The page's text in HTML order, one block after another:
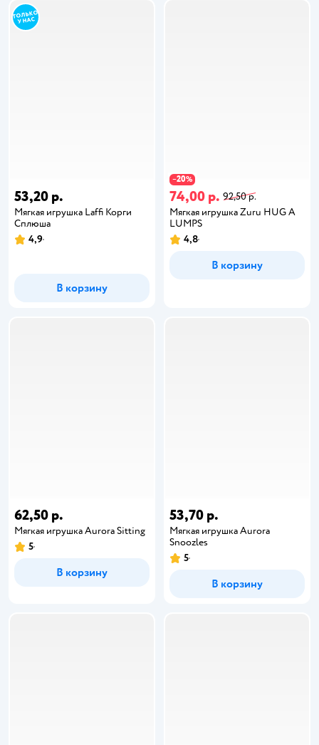
53,20 р.
Мягкая игрушка Laffi Корги
Сплюша
4,9
В корзину
−20%
74,00 р. 92,50 р.
Мягкая игрушка Zuru HUG A
LUMPS
4,8
В корзину
62,50 р.
Мягкая игрушка Aurora Sitting
5
В корзину
53,70 р.
Мягкая игрушка Aurora
Snoozles
5
В корзину